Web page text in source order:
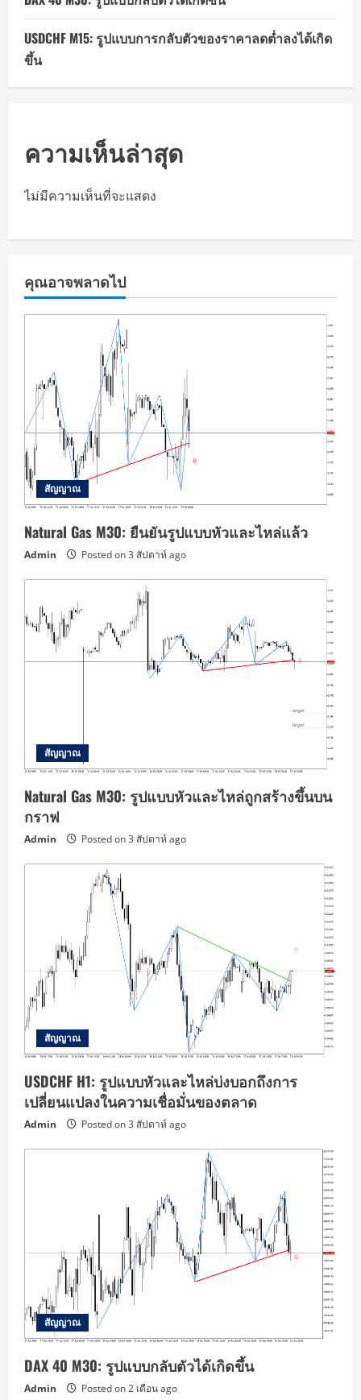
USDCHF M15: รูปแบบการกลับตัวของราคาลดต่ำลงได้เกิด
ขึ้น
ความเห็นล่าสุด
ไม่มีความเห็นที่จะแสดง
คุณอาจพลาดไป
สัญญาณ
Natural Gas M30: ยืนยันรูปแบบหัวและไหล่แล้ว
Admin Posted on 3 สัปดาห์ ago
สัญญาณ
Natural Gas M30: รูปแบบหัวและไหล่ถูกสร้างขึ้นบน
กราฟ
Admin Posted on 3 สัปดาห์ ago
สัญญาณ
USDCHF H1: รูปแบบหัวและไหล่บ่งบอกถึงการ
เปลี่ยนแปลงในความเชื่อมั่นของตลาด
Admin Posted on 3 สัปดาห์ ago
สัญญาณ
DAX 40 M30: รูปแบบกลับตัวได้เกิดขึ้น
Admin Posted on 2 เดือน ago